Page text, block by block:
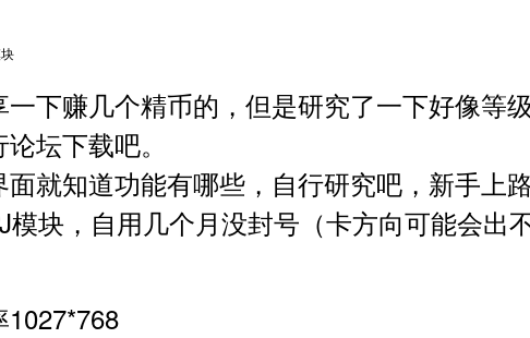
一下赚几个精币的，但是研究了一下好像等
论坛下载吧。
就知道功能有哪些，自行研究吧，新手上
模块，自用几个月没封号（卡方向可能会出